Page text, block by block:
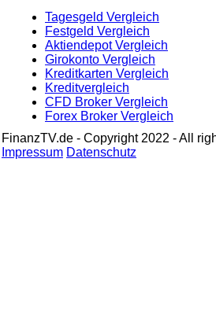
Tagesgeld Vergleich
Festgeld Vergleich
Aktiendepot Vergleich
Girokonto Vergleich
Kreditkarten Vergleich
Kreditvergleich
CFD Broker Vergleich
Forex Broker Vergleich
FinanzTV.de - Copyright 2022 - All
Impressum Datenschutz